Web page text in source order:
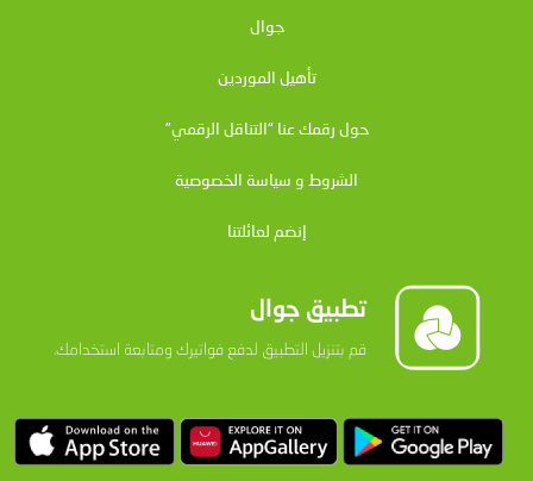
جوال
تأهيل الموردين
حول رقمك عنا “التناقل الرقمي”
الشروط و سياسة الخصوصية
إنضم لعائلتنا
تطبيق جوال
قم بتنزيل التطبيق لدفع فواتيرك ومتابعة استخدامك.